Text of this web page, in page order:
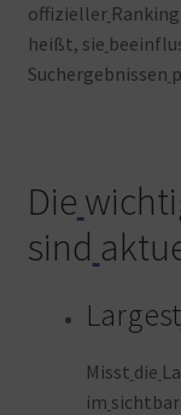
offizieller
heißt, sie
Suchergebnissen
Die
sind
Largest
Misst die
im